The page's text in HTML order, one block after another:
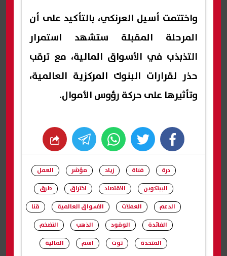
واختتمت أسيل العرنكي، بالتأكيد على أن
المرحلة المقبلة ستشهد استمرار
التذبذب في الأسواق المالية، مع ترقب
حذر لقرارات البنوك المركزية العالمية،
وتأثيرها على حركة رؤوس الأموال.
facebook
twitter
whats
درة قناة زياد مؤشر
العمل
البيتكوين
الاقتصاد اختراق
طرق
الدعم
العملات الاسواق العالمية
قنا
الفائدة
الوقود الذهب
التضخم
المتحدة
توت اسم
المالية